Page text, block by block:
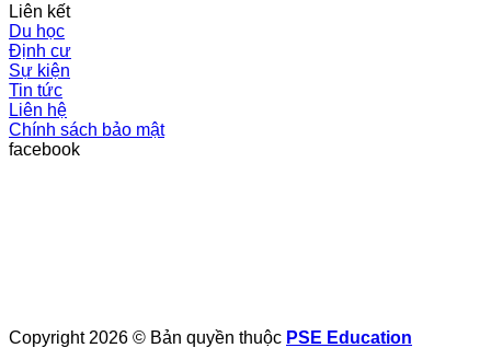
Liên kết
Du học
Định cư
Sự kiện
Tin tức
Liên hệ
Chính sách bảo mật
facebook
Copyright 2026 © Bản quyền thuộc PSE Education